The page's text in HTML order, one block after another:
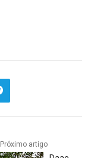
Próximo artigo